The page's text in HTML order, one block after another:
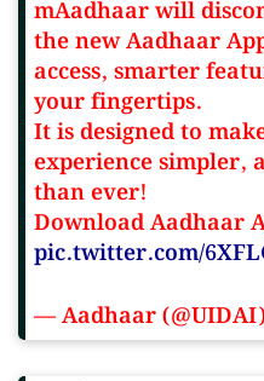
mAadhaar will
the new Aadhaar
access, smarter
your fingertips.
It is designed to
experience simpler,
than ever!
Download Aadhaar
pic.twitter.com/
— Aadhaar (@UIDAI)